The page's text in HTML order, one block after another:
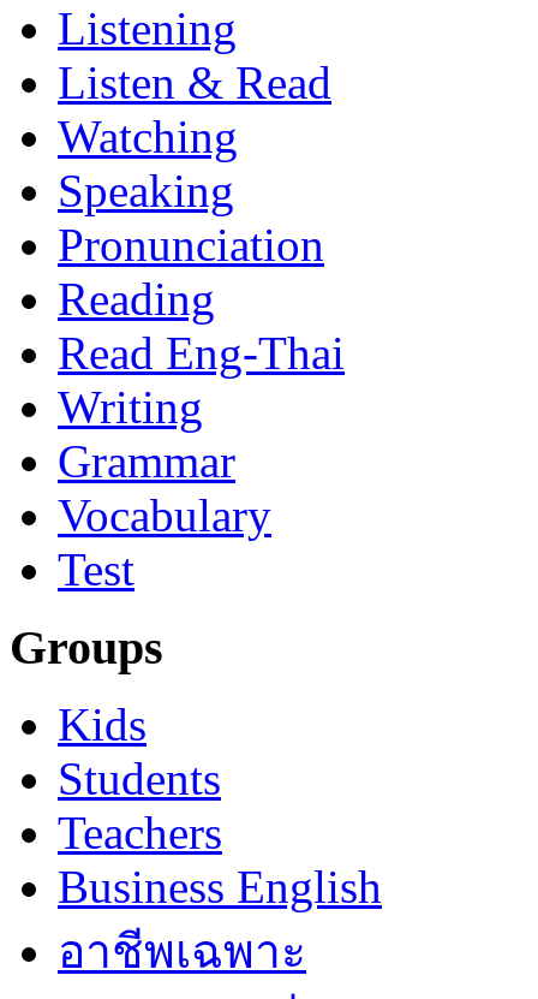
Listening
Listen & Read
Watching
Speaking
Pronunciation
Reading
Read Eng-Thai
Writing
Grammar
Vocabulary
Test
Groups
Kids
Students
Teachers
Business English
อาชีพเฉพาะ